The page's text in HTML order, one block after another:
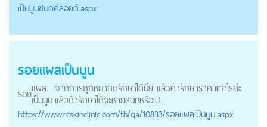
เป็นนูนชนิดคีลอยด์.aspx
รอยแผลเป็นนูน
รอยแผล
เป็นนูน
จากการถูกหมากัดรักษาได้มั้ย แล้วค่ารักษาราคาเท่าไรค่ะ
แล้วถ้ารักษาได้จะหายสนิทหรือเป...
https://www.rcskinclinic.com/th/qa/10833/รอยแผลเป็นนูน.aspx